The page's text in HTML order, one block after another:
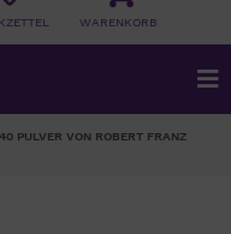
WARENKORB
PULVER VON ROBERT FRANZ